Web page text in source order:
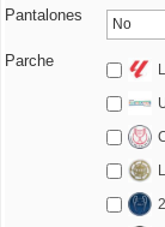
Pantalones
Parche